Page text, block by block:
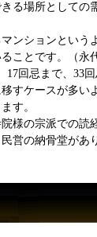
る場所としての
ンションという
ことです。（永
回忌まで、33
すケースが多い
す。
様の宗派での読
営の納骨堂があ